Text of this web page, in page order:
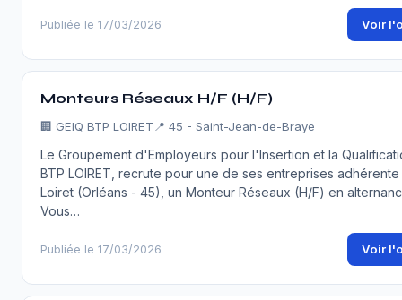
Publiée le 17/03/2026 Voir
Monteurs Réseaux H/F (H/F)
🏢 GEIQ BTP LOIRET 📍 45 - Saint-Jean-de-Braye
Le Groupement d'Employeurs pour l'Insertion et la
BTP LOIRET, recrute pour une de ses entreprises
Loiret (Orléans - 45), un Monteur Réseaux (H/F) en
Vous…
Publiée le 17/03/2026 Voir